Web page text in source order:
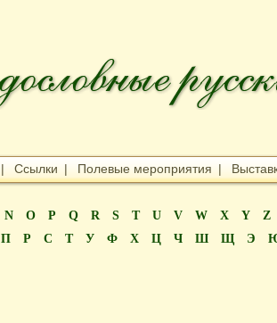
| Ссылки | Полевые мероприятия |
N O P Q R S T U V W X Y
Z
П Р С Т У Ф Х Ц Ч Ш Щ Э